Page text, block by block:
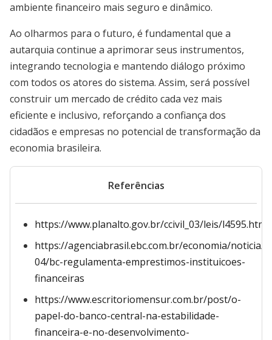
ambiente financeiro mais seguro e dinâmico.
Ao olharmos para o futuro, é fundamental que a
autarquia continue a aprimorar seus instrumentos,
integrando tecnologia e mantendo diálogo próximo
com todos os atores do sistema. Assim, será possível
construir um mercado de crédito cada vez mais
eficiente e inclusivo, reforçando a confiança dos
cidadãos e empresas no potencial de transformação da
economia brasileira.
Referências
https://www.planalto.gov.br/ccivil_03/leis/l4595.htm
https://agenciabrasil.ebc.com.br/economia/noticia/
04/bc-regulamenta-emprestimos-instituicoes-
financeiras
https://www.escritoriomensur.com.br/post/o-
papel-do-banco-central-na-estabilidade-
financeira-e-no-desenvolvimento-